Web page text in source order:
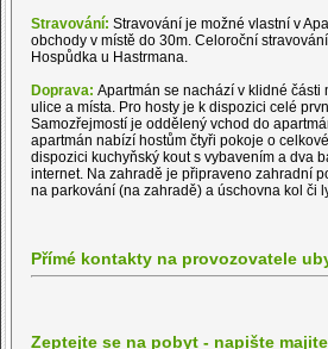
Stravování: Stravování je možné vlastní v
obchody v místě do 30m. Celoroční
Hospůdka u Hastrmana.
Doprava: Apartmán se nachází v klidné
ulice a místa. Pro hosty je k dispozici celé
Samozřejmostí je oddělený vchod do
apartmán nabízí hostům čtyři pokoje o
dispozici kuchyňský kout s vybavením a dva
internet. Na zahradě je připraveno zahradní
na parkování (na zahradě) a úschovna kol či
Přímé kontakty na provozovatele
Zeptejte se na pobyt - napište